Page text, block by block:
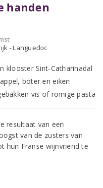
handen
- Languedoc
klooster Sint-Catharinadal
boter en eiken
vis of romige pasta
resultaat van een
van de zusters van
hun Franse wijnvriend te